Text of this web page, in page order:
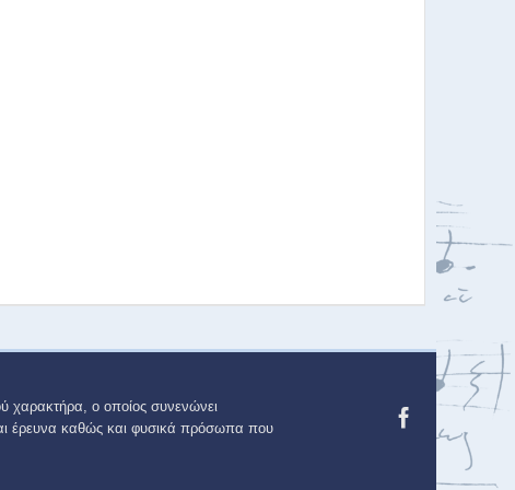
χαρακτήρα, ο οποίος συνενώνει
έρευνα καθώς και φυσικά πρόσωπα που